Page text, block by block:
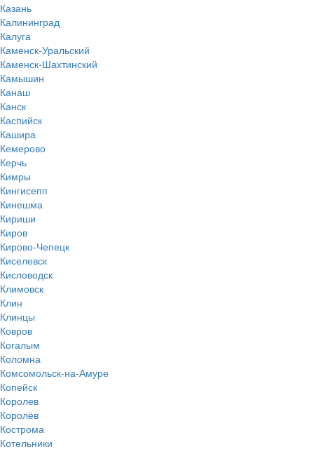
Казань
Калининград
Калуга
Каменск-Уральский
Каменск-Шахтинский
Камышин
Канаш
Канск
Каспийск
Кашира
Кемерово
Керчь
Кимры
Кингисепп
Кинешма
Кириши
Киров
Кирово-Чепецк
Киселевск
Кисловодск
Климовск
Клин
Клинцы
Ковров
Когалым
Коломна
Комсомольск-на-Амуре
Копейск
Королев
Королёв
Кострома
Котельники